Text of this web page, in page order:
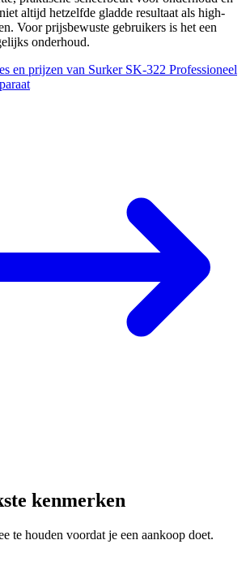
altijd hetzelfde gladde resultaat als high-
Voor prijsbewuste gebruikers is het een
onderhoud.
en prijzen van Surker SK-322 Professioneel
kenmerken
te houden voordat je een aankoop doet.